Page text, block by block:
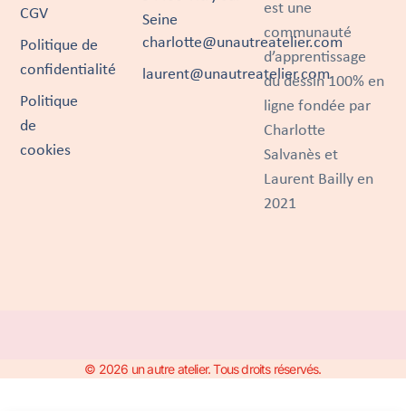
est une
communauté
d’apprentissage
du dessin 100% en
ligne fondée par
Charlotte
Salvanès et
Laurent Bailly en
2021
CGV
Politique de
confidentialité
Politique
de
cookies
Seine
charlotte@unautreatelier.com
laurent@unautreatelier.com
© 2026 un autre atelier. Tous droits réservés.